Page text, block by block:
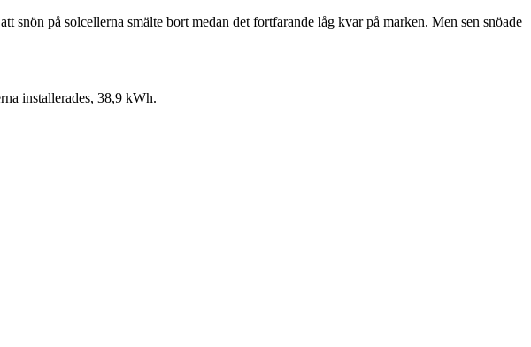
snön på solcellerna smälte bort medan det fortfarande låg kvar på marken. Men sen snöade
installerades, 38,9 kWh.